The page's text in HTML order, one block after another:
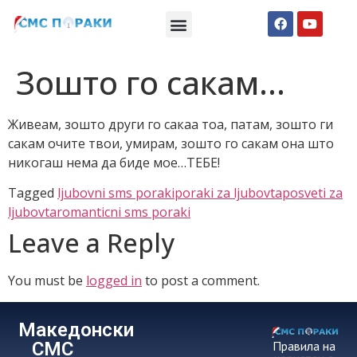
Зошто го сакам…
Живеам, зошто други го сакаа тоа, патам, зошто ги
сакам очите твои, умирам, зошто го сакам она што
никогаш нема да биде мое…ТЕБЕ!
Tagged ljubovni sms porakiporaki za ljubovtaposveti za
ljubovtaromanticni sms poraki
Leave a Reply
You must be logged in to post a comment.
Македонски
СМС
Правила на